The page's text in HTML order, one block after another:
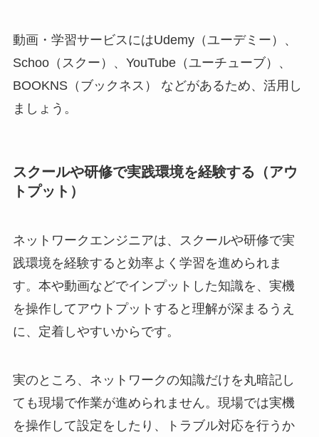
動画・学習サービスにはUdemy（ユーデミー）、
Schoo（スクー）、YouTube（ユーチューブ）、
BOOKNS（ブックネス） などがあるため、活用し
ましょう。
スクールや研修で実践環境を経験する（アウ
トプット）
ネットワークエンジニアは、スクールや研修で実
践環境を経験すると効率よく学習を進められま
す。本や動画などでインプットした知識を、実機
を操作してアウトプットすると理解が深まるうえ
に、定着しやすいからです。
実のところ、ネットワークの知識だけを丸暗記し
ても現場で作業が進められません。現場では実機
を操作して設定をしたり、トラブル対応を行うか